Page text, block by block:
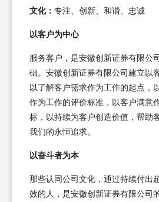
文化： 专注、创新、和谐、忠诚
以客户为中心
服务客户，是安徽创新证券有限公
础。安徽创新证券有限公司建立以
以了解客户需求作为工作的起点，
作为工作的评价标准，以客户满意
标，以持续为客户创造价值，帮助
我们的永恒追求。
以奋斗者为本
那些认同公司文化，通过持续付出
效的人，是安徽创新证券有限公司